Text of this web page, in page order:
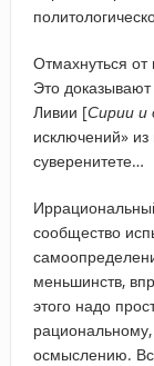
Отмахнуться
Это
Ливии [Сирии и
исключений»
суверенитете…
сообщество
меньшинств,
этого надо
осмыслению.